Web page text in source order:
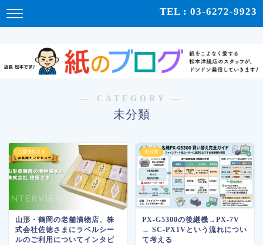
TEL : 03-6272-9923
― CATEGORY ―
未分類
ご愛用様さま
山形・鶴岡の老舗漬物店、株
式会社佐徳さまにラベルシー
ルのご利用についてインタビ
未分類
PX-G5300の後継機→PX-7V
→ SC-PX1Vという流れについ
て考える